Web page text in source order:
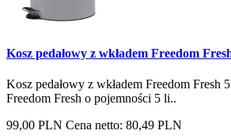
Kosz pedałowy z wkładem Freedom
Kosz pedałowy z wkładem Freedom Fresh
Freedom Fresh o pojemności 5 li..
99,00 PLN Cena netto: 80,49 PLN